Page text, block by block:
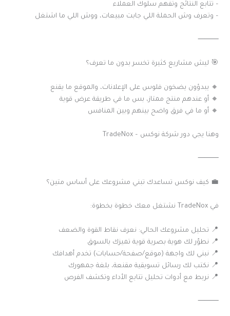
– تتابع النتائج وتفهم سلوك العملاء
– وتعرف وش الحملة اللي جابت مبيعات، ووش اللي ما اشتغل
⸻
🎯 ليش مشاريع كثيرة تخسر بدون ما تعرف؟
🔸 يبدؤون يضخون فلوس على الإعلانات، والموقع ما يقنع
🔸 أو عندهم منتج ممتاز، بس ما في طريقة عرض قوية
🔸 أو ما في فرق واضح بينهم وبين المنافس
وهنا يجي دور شركة نوكس – TradeNox
⸻
💼 كيف نوكس تساعدك تبني مشروعك على أساس متين؟
في TradeNox نشتغل معك خطوة بخطوة:
📍 تحليل مشروعك الحالي: نعرف نقاط القوة والضعف
📍 نطوّر لك هوية بصرية قوية تميزك بالسوق
📍 نبني لك واجهة (موقع/صفحة/حسابات) تخدم أهدافك
📍 نكتب لك رسائل تسويقية مقنعة، بلغة جمهورك
📍 نربط مع أدوات تحليل تتابع الأداء وتكشف الفرص
⸻